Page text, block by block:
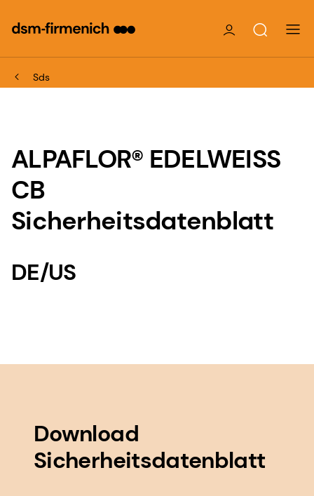
Sds
ALPAFLOR® EDELWEISS
CB
Sicherheitsdatenblatt
DE/US
Download
Sicherheitsdatenblatt